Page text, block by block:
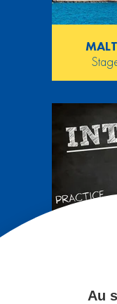
Au